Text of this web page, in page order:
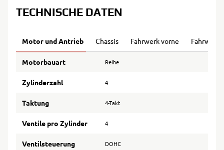
TECHNISCHE DATEN
Motor und Antrieb Chassis Fahrwerk vorne Fahrwerk
Motorbauart Reihe
Zylinderzahl 4
Taktung 4-Takt
Ventile pro Zylinder 4
Ventilsteuerung DOHC